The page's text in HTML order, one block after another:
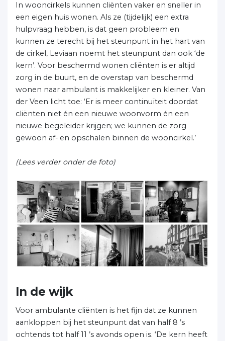
In wooncirkels kunnen cliënten vaker en sneller in
een eigen huis wonen. Als ze (tijdelijk) een extra
hulpvraag hebben, is dat geen probleem en
kunnen ze terecht bij het steunpunt in het hart van
de cirkel, Leviaan noemt het steunpunt dan ook ‘de
kern’. Voor beschermd wonen cliënten is er altijd
zorg in de buurt, en de overstap van beschermd
wonen naar ambulant is makkelijker en kleiner. Van
der Veen licht toe: ‘Er is meer continuïteit doordat
cliënten niet én een nieuwe woonvorm én een
nieuwe begeleider krijgen; we kunnen de zorg
gewoon af- en opschalen binnen de wooncirkel.’
(Lees verder onder de foto)
In de wijk
Voor ambulante cliënten is het fijn dat ze kunnen
aankloppen bij het steunpunt dat van half 8 ’s
ochtends tot half 11 ’s avonds open is. ‘De kern heeft